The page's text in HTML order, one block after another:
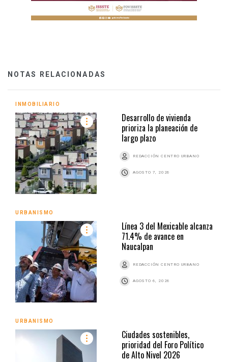
NOTAS RELACIONADAS
INMOBILIARIO
Desarrollo de vivienda
prioriza la planeación de
largo plazo
REDACCIÓN CENTRO URBANO
AGOSTO 7, 2026
URBANISMO
Línea 3 del Mexicable alcanza
71.4% de avance en
Naucalpan
REDACCIÓN CENTRO URBANO
AGOSTO 6, 2026
URBANISMO
Ciudades sostenibles,
prioridad del Foro Político
de Alto Nivel 2026